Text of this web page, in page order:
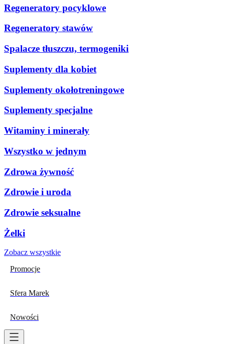
Regeneratory pocyklowe
Regeneratory stawów
Spalacze tłuszczu, termogeniki
Suplementy dla kobiet
Suplementy okołotreningowe
Suplementy specjalne
Witaminy i minerały
Wszystko w jednym
Zdrowa żywność
Zdrowie i uroda
Zdrowie seksualne
Żelki
Zobacz wszystkie
Promocje
Sfera Marek
Nowości